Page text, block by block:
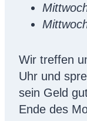
Wir treffen
Uhr und
sein Geld
Ende des